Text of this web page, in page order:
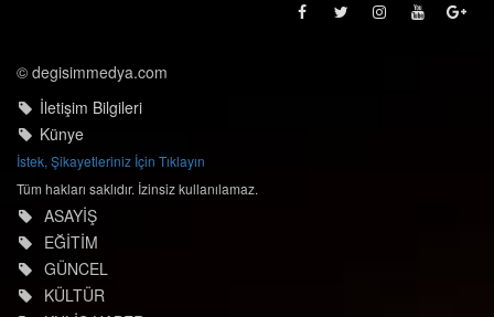
© degisimmedya.com
İletişim Bilgileri
Künye
İstek, Şikayetleriniz İçin Tıklayın
Tüm hakları saklıdır. İzinsiz kullanılamaz.
ASAYİŞ
EĞİTİM
GÜNCEL
KÜLTÜR